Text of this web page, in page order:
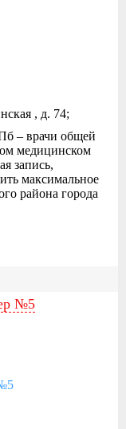
, д. 74;
– врачи общей
медицинском
запись,
максимальное
района города
№5